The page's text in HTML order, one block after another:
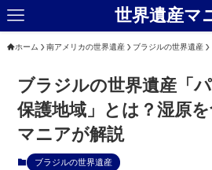
世界遺産マ
ホーム 南アメリカの世界遺産 ブラジルの世界遺産
ブラジルの世界遺産「
保護地域」とは？湿原
マニアが解説
ブラジルの世界遺産